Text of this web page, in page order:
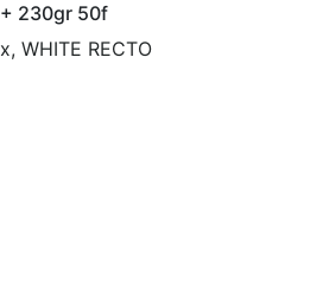
230gr 50f
WHITE RECTO